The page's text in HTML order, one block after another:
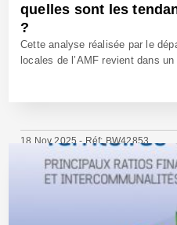
quelles sont les
?
Cette analyse réalisée par le
locales de l’AMF revient dans
18 Nov 2025 - Réf: BW42853